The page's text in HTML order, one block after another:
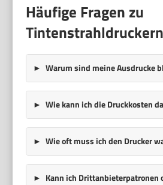
Häufige Fragen zu
Tintenstrahldruckern
Warum sind meine Ausdrucke
Wie kann ich die Druckkosten
Wie oft muss ich den Drucker
Kann ich Drittanbieterpatronen